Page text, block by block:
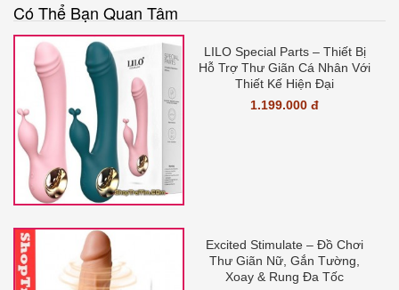
Có Thể Bạn Quan Tâm
LILO Special Parts – Thiết Bị
Hỗ Trợ Thư Giãn Cá Nhân Với
Thiết Kế Hiện Đại
1.199.000 đ
Excited Stimulate – Đồ Chơi
Thư Giãn Nữ, Gắn Tường,
Xoay & Rung Đa Tốc